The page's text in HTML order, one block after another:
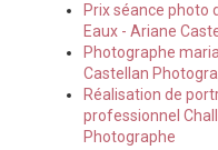
Prix séance photo
Eaux - Ariane
Photographe
Castellan
Réalisation de
professionnel
Photographe